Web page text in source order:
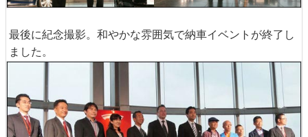
最後に紀念撮影。和やかな雰囲気で納車イベントが終了し
ました。